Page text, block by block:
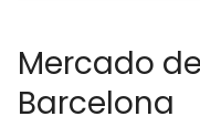
Mercado
Barcelona